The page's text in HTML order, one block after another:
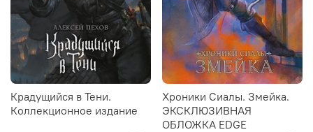
Крадущийся в Тени.
Коллекционное издание
Хроники Сиалы. Змейка.
ЭКСКЛЮЗИВНАЯ
ОБЛОЖКА EDGE